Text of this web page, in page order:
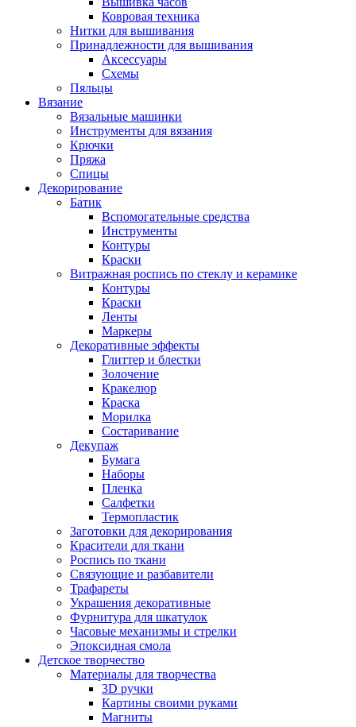
Ковровая техника
Нитки для вышивания
Принадлежности для вышивания
Аксессуары
Схемы
Пяльцы
Вязание
Вязальные машинки
Инструменты для вязания
Крючки
Пряжа
Спицы
Декорирование
Батик
Вспомогательные средства
Инструменты
Контуры
Краски
Витражная роспись по стеклу и керамике
Контуры
Краски
Ленты
Маркеры
Декоративные эффекты
Глиттер и блестки
Золочение
Кракелюр
Краска
Морилка
Состаривание
Декупаж
Бумага
Наборы
Пленка
Салфетки
Термопластик
Заготовки для декорирования
Красители для ткани
Роспись по ткани
Связующие и разбавители
Трафареты
Украшения декоративные
Фурнитура для шкатулок
Часовые механизмы и стрелки
Эпоксидная смола
Детское творчество
Материалы для творчества
3D ручки
Картины своими руками
Магниты